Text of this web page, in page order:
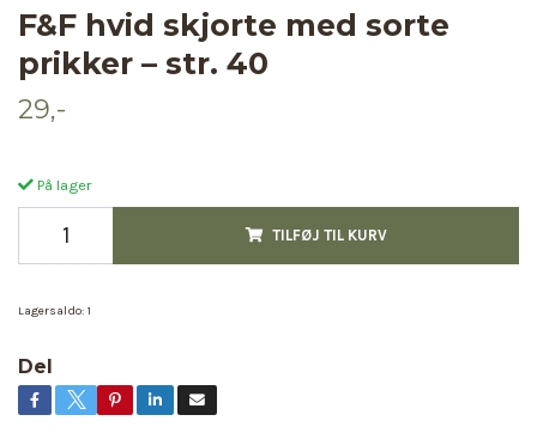
F&F hvid skjorte med sorte
prikker – str. 40
29,-
På lager
TILFØJ TIL KURV
Lagersaldo: 1
Del